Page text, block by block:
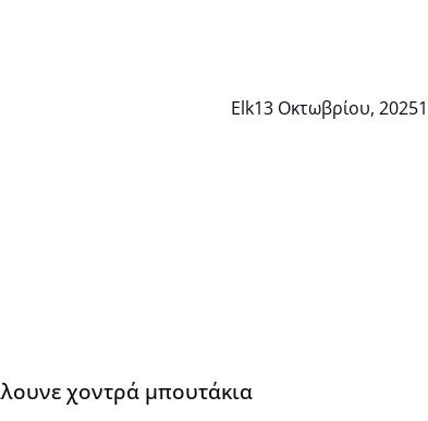
Elk13 Οκτωβρίου, 2025
χοντρά μπουτάκια